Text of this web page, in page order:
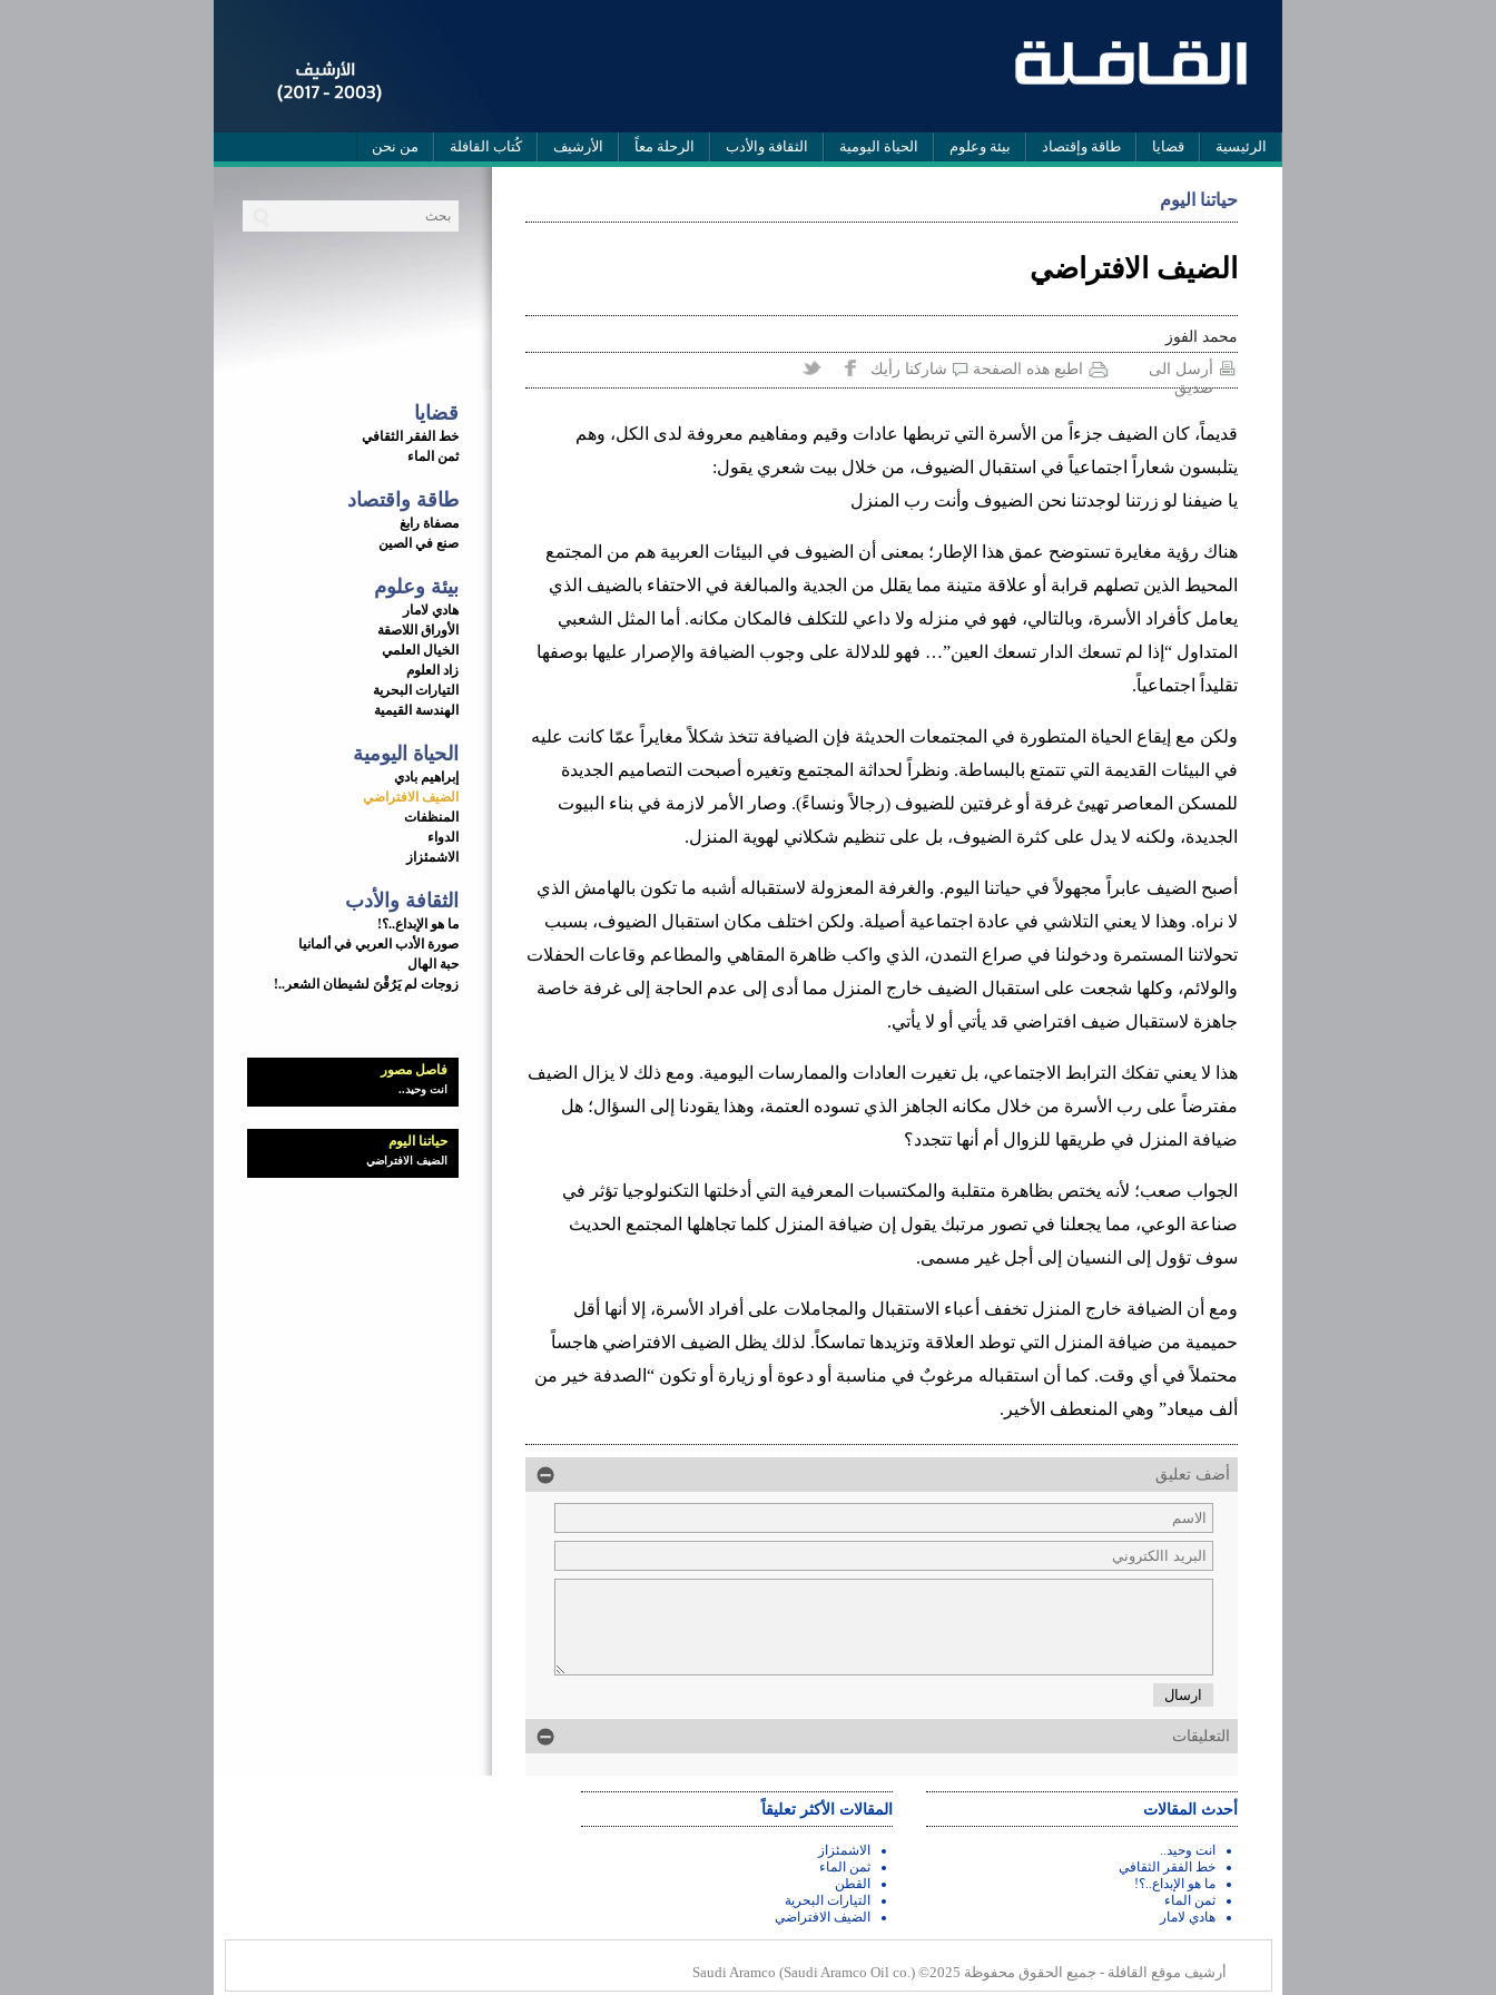
الرئيسية قضايا طاقة وإقتصاد بيئة وعلوم الحياة اليومية الثقافة والأدب الرحلة معاً الأرشيف كُتاب القافلة من نحن
قضايا
خط الفقر الثقافي
ثمن الماء
طاقة واقتصاد
مصفاة رابغ
صنع في الصين
بيئة وعلوم
هادي لامار
الأوراق اللاصقة
الخيال العلمي
زاد العلوم
التيارات البحرية
الهندسة القيمية
الحياة اليومية
إبراهيم بادي
الضيف الافتراضي
المنظفات
الدواء
الاشمئزاز
الثقافة والأدب
ما هو الإبداع..؟!
صورة الأدب العربي في ألمانيا
حبة الهال
زوجات لم يَرُقْنَ لشيطان الشعر..!
فاصل مصور
انت وحيد..
حياتنا اليوم
الضيف الافتراضي
حياتنا اليوم
الضيف الافتراضي
محمد الفوز
أرسل الى
صديق
اطبع هذه الصفحة شاركنا رأيك
قديماً، كان الضيف جزءاً من الأسرة التي تربطها عادات وقيم ومفاهيم معروفة لدى الكل، وهم
يتلبسون شعاراً اجتماعياً في استقبال الضيوف، من خلال بيت شعري يقول:
يا ضيفنا لو زرتنا لوجدتنا نحن الضيوف وأنت رب المنزل
هناك رؤية مغايرة تستوضح عمق هذا الإطار؛ بمعنى أن الضيوف في البيئات العربية هم من المجتمع
المحيط الذين تصلهم قرابة أو علاقة متينة مما يقلل من الجدية والمبالغة في الاحتفاء بالضيف الذي
يعامل كأفراد الأسرة، وبالتالي، فهو في منزله ولا داعي للتكلف فالمكان مكانه. أما المثل الشعبي
المتداول “إذا لم تسعك الدار تسعك العين”… فهو للدلالة على وجوب الضيافة والإصرار عليها بوصفها
تقليداً اجتماعياً.
ولكن مع إيقاع الحياة المتطورة في المجتمعات الحديثة فإن الضيافة تتخذ شكلاً مغايراً عمّا كانت عليه
في البيئات القديمة التي تتمتع بالبساطة. ونظراً لحداثة المجتمع وتغيره أصبحت التصاميم الجديدة
للمسكن المعاصر تهيئ غرفة أو غرفتين للضيوف (رجالاً ونساءً). وصار الأمر لازمة في بناء البيوت
الجديدة، ولكنه لا يدل على كثرة الضيوف، بل على تنظيم شكلاني لهوية المنزل.
أصبح الضيف عابراً مجهولاً في حياتنا اليوم. والغرفة المعزولة لاستقباله أشبه ما تكون بالهامش الذي
لا نراه. وهذا لا يعني التلاشي في عادة اجتماعية أصيلة. ولكن اختلف مكان استقبال الضيوف، بسبب
تحولاتنا المستمرة ودخولنا في صراع التمدن، الذي واكب ظاهرة المقاهي والمطاعم وقاعات الحفلات
والولائم، وكلها شجعت على استقبال الضيف خارج المنزل مما أدى إلى عدم الحاجة إلى غرفة خاصة
جاهزة لاستقبال ضيف افتراضي قد يأتي أو لا يأتي.
هذا لا يعني تفكك الترابط الاجتماعي، بل تغيرت العادات والممارسات اليومية. ومع ذلك لا يزال الضيف
مفترضاً على رب الأسرة من خلال مكانه الجاهز الذي تسوده العتمة، وهذا يقودنا إلى السؤال؛ هل
ضيافة المنزل في طريقها للزوال أم أنها تتجدد؟
الجواب صعب؛ لأنه يختص بظاهرة متقلبة والمكتسبات المعرفية التي أدخلتها التكنولوجيا تؤثر في
صناعة الوعي، مما يجعلنا في تصور مرتبك يقول إن ضيافة المنزل كلما تجاهلها المجتمع الحديث
سوف تؤول إلى النسيان إلى أجل غير مسمى.
ومع أن الضيافة خارج المنزل تخفف أعباء الاستقبال والمجاملات على أفراد الأسرة، إلا أنها أقل
حميمية من ضيافة المنزل التي توطد العلاقة وتزيدها تماسكاً. لذلك يظل الضيف الافتراضي هاجساً
محتملاً في أي وقت. كما أن استقباله مرغوبٌ في مناسبة أو دعوة أو زيارة أو تكون “الصدفة خير من
ألف ميعاد” وهي المنعطف الأخير.
أضف تعليق
ارسال
التعليقات
أحدث المقالات
انت وحيد..
خط الفقر الثقافي
ما هو الإبداع..؟!
ثمن الماء
هادي لامار
المقالات الأكثر تعليقاً
الاشمئزاز
ثمن الماء
القطن
التيارات البحرية
الضيف الافتراضي
أرشيف موقع القافلة - جميع الحقوق محفوظة Saudi Aramco (Saudi Aramco Oil co.) ©2025